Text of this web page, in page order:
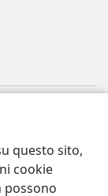
questo sito,
cookie
possono